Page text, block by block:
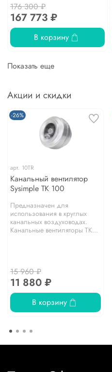
176 300 ₽
167 773 ₽
В корзину
Показать еще
Акции и скидки
-26%
арт. 10TR
Канальный вентилятор
Sysimple TK 100
Предназначен для
использования в круглых
канальных воздуховодах.
Канальные вентиляторы TK...
15 960 ₽
11 880 ₽
В корзину